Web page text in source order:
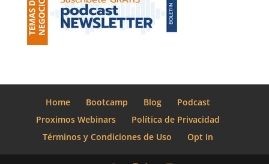
Negocio?
Home Bootcamp Blog
Podcast
Proximos Webinars
Política de Privacidad
Términos y Condiciones de Uso
Opt In